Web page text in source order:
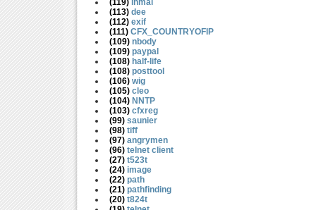
(119) inmal
(113) dee
(112) exif
(111) CFX_COUNTRYOFIP
(109) nbody
(109) paypal
(108) half-life
(108) posttool
(106) wig
(105) cleo
(104) NNTP
(103) cfxreg
(99) saunier
(98) tiff
(97) angrymen
(96) telnet client
(27) t523t
(24) image
(22) path
(21) pathfinding
(20) t824t